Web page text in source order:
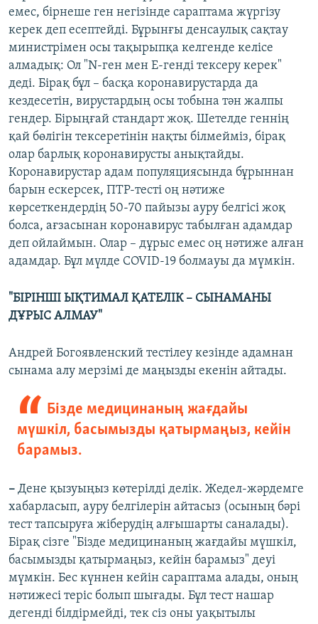
емес, бірнеше ген негізінде сараптама жүргізу
керек деп есептейді. Бұрынғы денсаулық сақтау
министрімен осы тақырыпқа келгенде келісе
алмадық: Ол "N-ген мен E-генді тексеру керек"
деді. Бірақ бұл – басқа коронавирустарда да
кездесетін, вирустардың осы тобына тән жалпы
гендер. Бірыңғай стандарт жоқ. Шетелде геннің
қай бөлігін тексеретінін нақты білмейміз, бірақ
олар барлық коронавирусты анықтайды.
Коронавирустар адам популяциясында бұрыннан
барын ескерсек, ПТР-тесті оң нәтиже
көрсеткендердің 50-70 пайызы ауру белгісі жоқ
болса, ағзасынан коронавирус табылған адамдар
деп ойлаймын. Олар – дұрыс емес оң нәтиже алған
адамдар. Бұл мүлде COVID-19 болмауы да мүмкін.
"БІРІНШІ ЫҚТИМАЛ ҚАТЕЛІК – СЫНАМАНЫ
ДҰРЫС АЛМАУ"
Андрей Богоявленский тестілеу кезінде адамнан
сынама алу мерзімі де маңызды екенін айтады.
Бізде медицинаның жағдайы
мүшкіл, басымызды қатырмаңыз, кейін
барамыз.
– Дене қызуыңыз көтерілді делік. Жедел-жәрдемге
хабарласып, ауру белгілерін айтасыз (осының бәрі
тест тапсыруға жіберудің алғышарты саналады).
Бірақ сізге "Бізде медицинаның жағдайы мүшкіл,
басымызды қатырмаңыз, кейін барамыз" деуі
мүмкін. Бес күннен кейін сараптама алады, оның
нәтижесі теріс болып шығады. Бұл тест нашар
дегенді білдірмейді, тек сіз оны уақытылы